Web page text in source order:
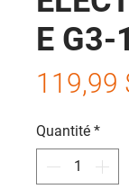
E G3-
119,99
Quantité *